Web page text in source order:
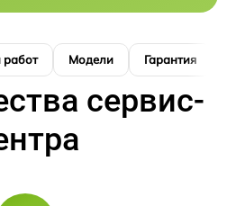
Модели Гарантия
сервис-